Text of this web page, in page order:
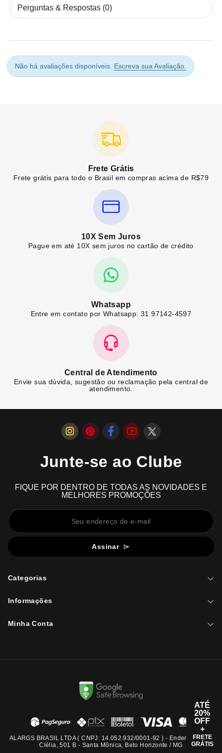
Perguntas & Respostas (0)
Não há avaliações disponíveis. Escreva sua Avaliação.
Frete Grátis
Frete grátis para todo o Brasil em compras acima de R$79
10X Sem Juros
Pague em até 10X sem juros no cartão de crédito
Whatsapp
Entre em contato por Whatsapp: 31 97142-4597
Central de Atendimento
Envie sua dúvida, sugestão ou reclamação pela central de
atendimento.
Junte-se ao Clube
FIQUE POR DENTRO DE TODAS AS NOVIDADES E
MELHORES PROMOÇÕES
Assinar
Categorias
Informações
Minha Conta
ALARGS BRASIL LTDA ( CNPJ: 14.052.932/0001-92 ) - Endereço: Rua
Clélia, 501 B - Santa Mônica, Belo Horizonte / MG
ATÉ
20%
OFF
+
FRETE
GRÁTIS